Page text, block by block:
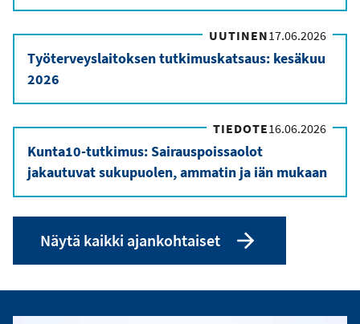
UUTINEN17.06.2026
Työterveyslaitoksen tutkimuskatsaus: kesäkuu
2026
TIEDOTE16.06.2026
Kunta10-tutkimus: Sairauspoissaolot
jakautuvat sukupuolen, ammatin ja iän mukaan
Näytä kaikki ajankohtaiset